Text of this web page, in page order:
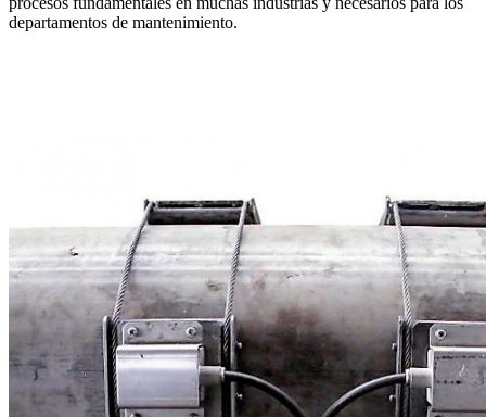
departamentos de mantenimiento.